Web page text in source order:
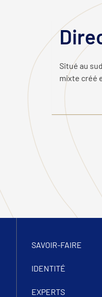
Situé au
mixte créé
SAVOIR-FAIRE
IDENTITÉ
EXPERTS